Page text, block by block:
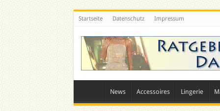
Startseite Datenschutz Impressum
News Accessoires Lingerie